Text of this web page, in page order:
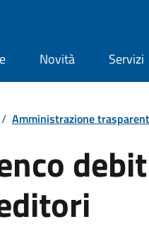
Novità Servizi
/ Amministrazione